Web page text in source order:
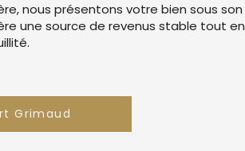
nous présentons votre bien sous son
une source de revenus stable tout en
Grimaud